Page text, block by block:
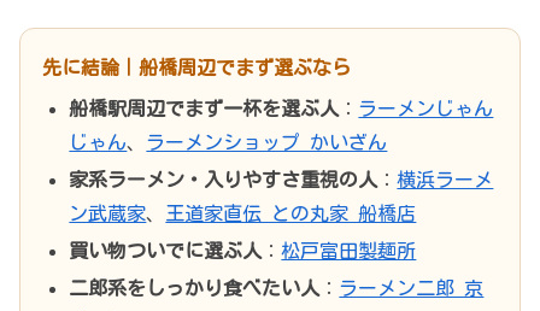
先に結論｜船橋周辺でまず選ぶなら
船橋駅周辺でまず一杯を選ぶ人 ： ラーメンじゃん
じゃん、 ラーメンショップ かいざん
家系ラーメン・入りやすさ重視の人 ：横浜ラーメ
ン武蔵家、
王道家直伝 との丸家 船橋店
買い物ついでに選ぶ人 ：松戸富田製麺所
二郎系をしっかり食べたい人 ： ラーメン二郎 京